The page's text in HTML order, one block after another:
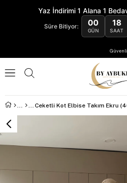
Yaz İndirimi 1 Alana 1
Süre Bitiyor: 00
GÜN
18
SAAT
Güvenli ve Hızlı
Ceketli Kot Elbise Takım Ekru